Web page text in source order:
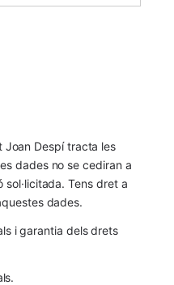
Joan Despí tracta les
dades no se cediran a
Tens dret a
dades.
i garantia dels drets